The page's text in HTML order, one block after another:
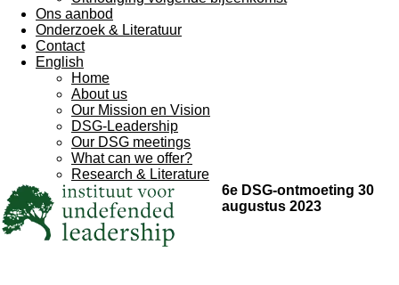
Ons aanbod
Onderzoek & Literatuur
Contact
English
Home
About us
Our Mission en Vision
DSG-Leadership
Our DSG meetings
What can we offer?
Research & Literature
6e DSG-ontmoeting 30
augustus 2023